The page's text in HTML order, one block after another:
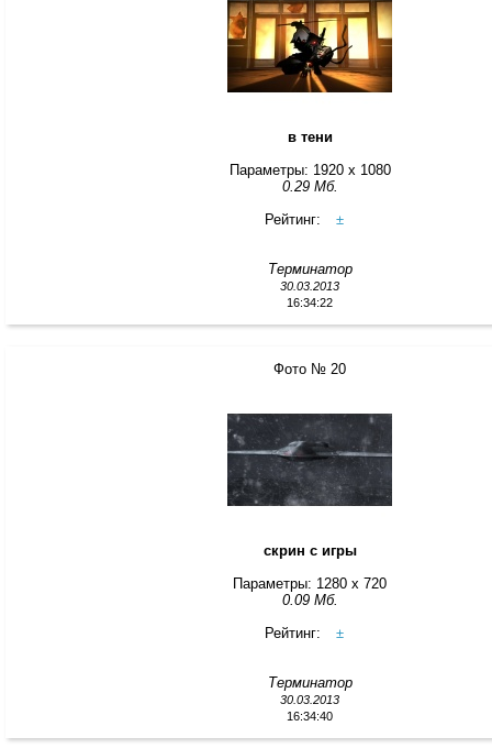
в тени
Параметры: 1920 x 1080
0.29 Мб.
Рейтинг:
±
Терминатор
30.03.2013
16:34:22
Фото № 20
скрин с игры
Параметры: 1280 x 720
0.09 Мб.
Рейтинг:
±
Терминатор
30.03.2013
16:34:40